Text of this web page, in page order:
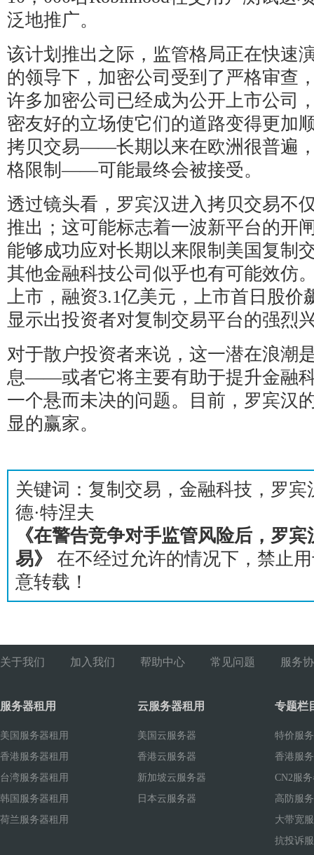
泛地推广。
该计划推出之际，监管格局正在快速
的领导下，加密公司受到了严格审查
许多加密公司已经成为公开上市公司
密友好的立场使它们的道路变得更加
拷贝交易——长期以来在欧洲很普遍
格限制——可能最终会被接受。
透过镜头看，罗宾汉进入拷贝交易不
推出；这可能标志着一波新平台的开
能够成功应对长期以来限制美国复制
其他金融科技公司似乎也有可能效仿
上市，融资3.1亿美元，上市首日股价
显示出投资者对复制交易平台的强烈
对于散户投资者来说，这一潜在浪潮
息——或者它将主要有助于提升金融
一个悬而未决的问题。目前，罗宾汉
显的赢家。
关键词：复制交易，金融科技，罗
德·特涅夫
《在警告竞争对手监管风险后，罗
易》
在不经过允许的情况下，禁止
意转载！
关于我们 加入我们 帮助中心 常见问题 服务
服务器租用
美国服务器租用
香港服务器租用
台湾服务器租用
韩国服务器租用
荷兰服务器租用
云服务器租用
美国云服务器
香港云服务器
新加坡云服务器
日本云服务器
专题栏
特价服
香港服
CN2服
高防服
大带宽
抗投诉